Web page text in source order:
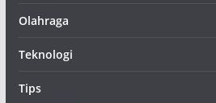
Olahraga
Teknologi
Tips